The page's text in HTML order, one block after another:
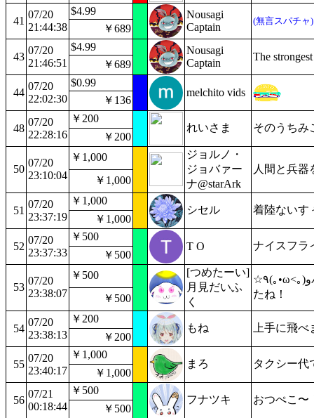
41
07/20
21:44:38
$4.99
Nousagi
Captain
(無言スパチャ)
￥689
43
07/20
21:46:51
$4.99
Nousagi
Captain
The
￥689
44
07/20
22:02:30
$0.99
melchito vids
￥136
48
07/20
22:28:16
￥200
れいさま そのうちみ
￥200
50
07/20
23:10:04
￥1,000
ジョルノ・
ジョバァー
ナ@starArk
人間と兵
￥1,000
51
07/20
23:37:19
￥1,000
シセル 着陸ないす
￥1,000
52
07/20
23:37:33
￥500
T O
ナイスフラ
￥500
53
07/20
23:38:07
￥500
[つめたーい]
月見だいふ
く
☆٩(｡•ω<｡)وパイロットぺこちゃんきtら！！上手くなっ
たね！
￥500
54
07/20
23:38:13
￥200
もね 上手に飛
￥200
55
07/20
23:40:17
￥1,000
まろ タクシー代
￥1,000
56
07/21
00:18:44
￥500
フナツキ おつぺこ〜
￥500